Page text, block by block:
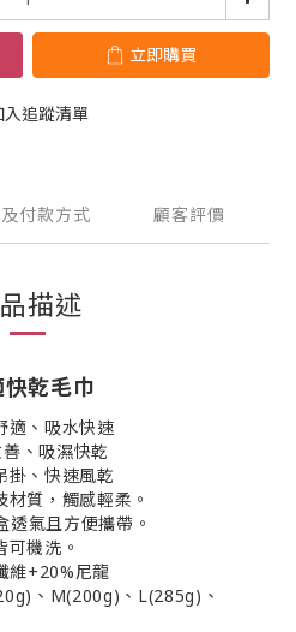
立即購買
入追蹤清單
付款方式 顧客評價
描述
乾毛巾
適、吸水快速
、吸濕快乾
掛、快速風乾
質，觸感輕柔。
透氣且方便攜帶。
機洗。
維+20%尼龍
、M(200g)、L(285g)、